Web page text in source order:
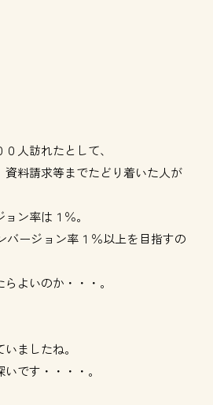
人訪れたとして、
資料請求等までたどり着いた人が
ン率は１％。
バージョン率１％以上を目指すの
よいのか・・・。
ましたね。
です・・・・。